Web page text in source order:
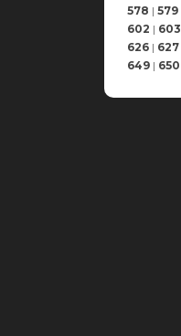
578 | 579
602 | 603
626 | 627
649 | 650